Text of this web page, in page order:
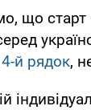
що
й рядок,